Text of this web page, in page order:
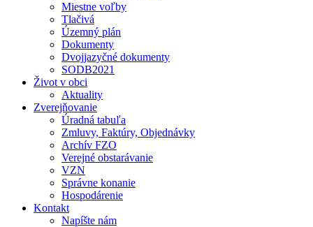
Miestne voľby
Tlačivá
Územný plán
Dokumenty
Dvojjazyčné dokumenty
SODB2021
Život v obci
Aktuality
Zverejňovanie
Úradná tabuľa
Zmluvy, Faktúry, Objednávky
Archív FZO
Verejné obstarávanie
VZN
Správne konanie
Hospodárenie
Kontakt
Napíšte nám